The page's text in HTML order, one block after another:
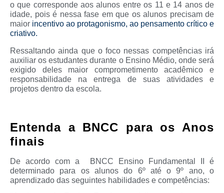
o que corresponde aos alunos entre os 11 e 14 anos de
idade, pois é nessa fase em que os alunos precisam de
maior incentivo ao protagonismo, ao pensamento crítico e
criativo.
Ressaltando ainda que o foco nessas competências irá
auxiliar os estudantes durante o Ensino Médio, onde será
exigido deles maior comprometimento acadêmico e
responsabilidade na entrega de suas atividades e
projetos dentro da escola.
Entenda a BNCC para os Anos
finais
De acordo com a BNCC Ensino Fundamental II é
determinado para os alunos do 6º até o 9º ano, o
aprendizado das seguintes habilidades e competências: